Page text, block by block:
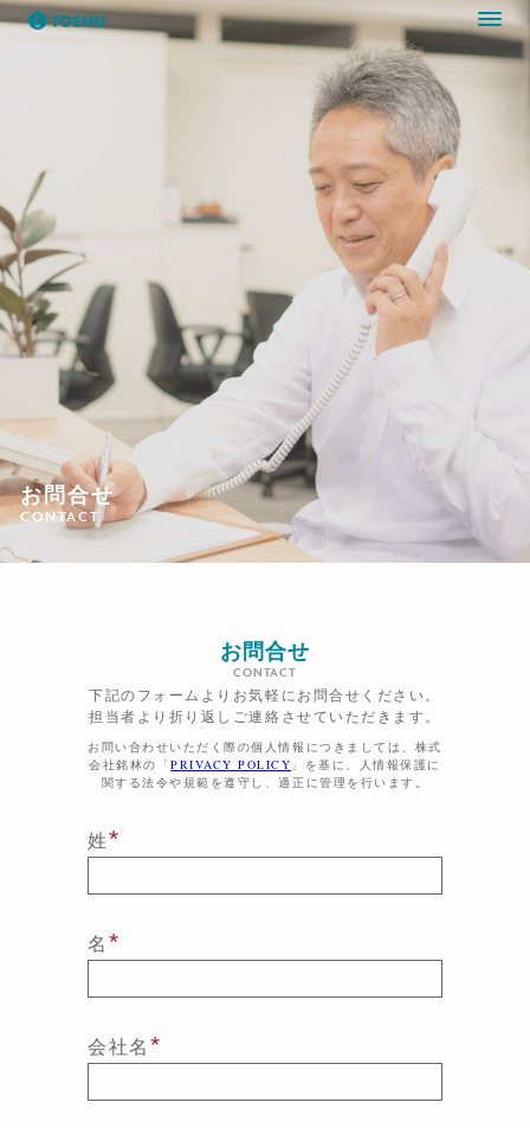
TOSHU（東集）
お問合せ
CONTACT
お問合せ
CONTACT
下記のフォームよりお気軽にお問合せください。
担当者より折り返しご連絡させていただきます。
お問い合わせいただく際の個人情報につきましては、株式
会社銘林の「PRIVACY POLICY 」を基に、
人情報保護に
関する法令や規範を遵守し、適正に管理を行います。
姓*
名 *
会社名 *